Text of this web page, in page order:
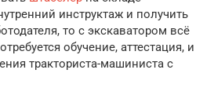
инструктаж и получить
то с экскаватором всё
обучение, аттестация, и
тракториста-машиниста с